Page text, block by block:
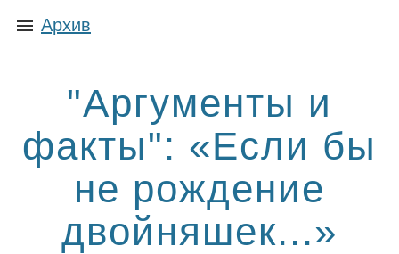
Архив
"Аргументы и
факты": «Если бы
не рождение
двойняшек...»